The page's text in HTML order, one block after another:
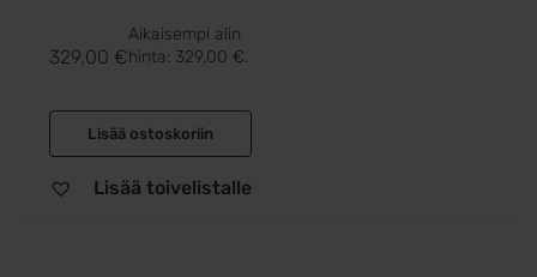
329,00 €
Aikaisempi alin
hinta: 329,00 €.
Lisää ostoskoriin
Lisää toivelistalle